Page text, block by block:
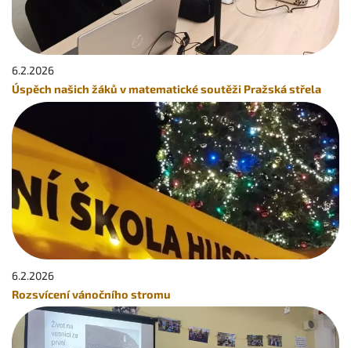
6.2.2026
Úspěch našich žáků v matematické soutěži Pražská střela
6.2.2026
Rozsvícení vánočního stromu